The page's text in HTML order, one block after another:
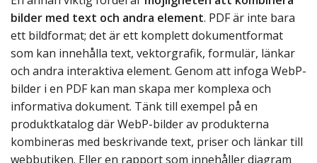
bilder med text och andra element. PDF är inte bara
ett bildformat; det är ett komplett dokumentformat
som kan innehålla text, vektorgrafik, formulär, länkar
och andra interaktiva element. Genom att infoga WebP-
bilder i en PDF kan man skapa mer komplexa och
informativa dokument. Tänk till exempel på en
produktkatalog där WebP-bilder av produkterna
kombineras med beskrivande text, priser och länkar till
webbutiken. Eller en rapport som innehåller diagram